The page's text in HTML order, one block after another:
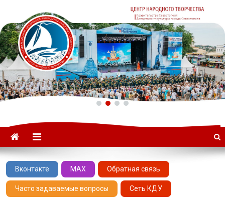
ГАУК «ЦНТ» –
Севастопольский Центр
народного творчества
Вконтакте MAX Обратная связь
Часто задаваемые вопросы Сеть КДУ